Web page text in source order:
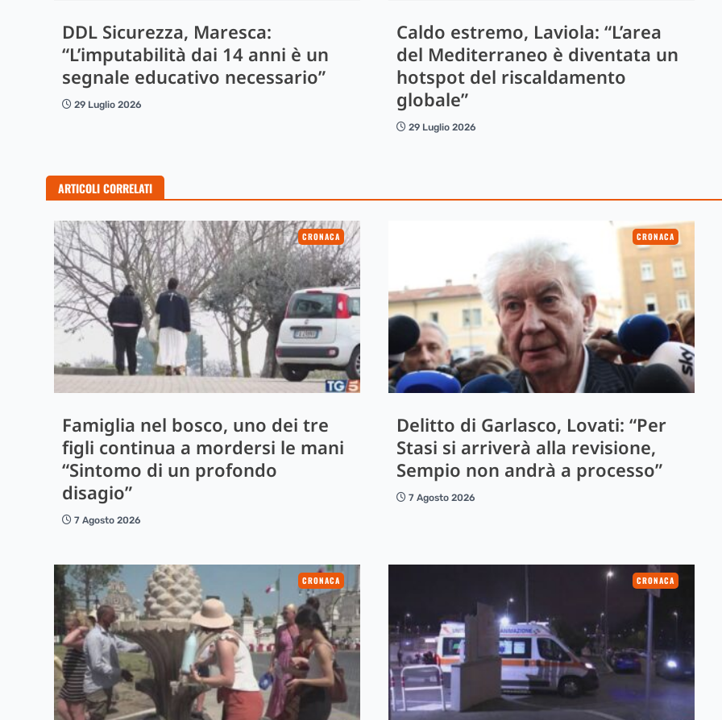
DDL Sicurezza, Maresca:
“L’imputabilità dai 14 anni è un
segnale educativo necessario”
29 Luglio 2026
Caldo estremo, Laviola: “L’area
del Mediterraneo è diventata un
hotspot del riscaldamento
globale”
29 Luglio 2026
ARTICOLI CORRELATI
CRONACA
Famiglia nel bosco, uno dei tre
figli continua a mordersi le mani
“Sintomo di un profondo
disagio”
7 Agosto 2026
CRONACA
Delitto di Garlasco, Lovati: “Per
Stasi si arriverà alla revisione,
Sempio non andrà a processo”
7 Agosto 2026
CRONACA CRONACA